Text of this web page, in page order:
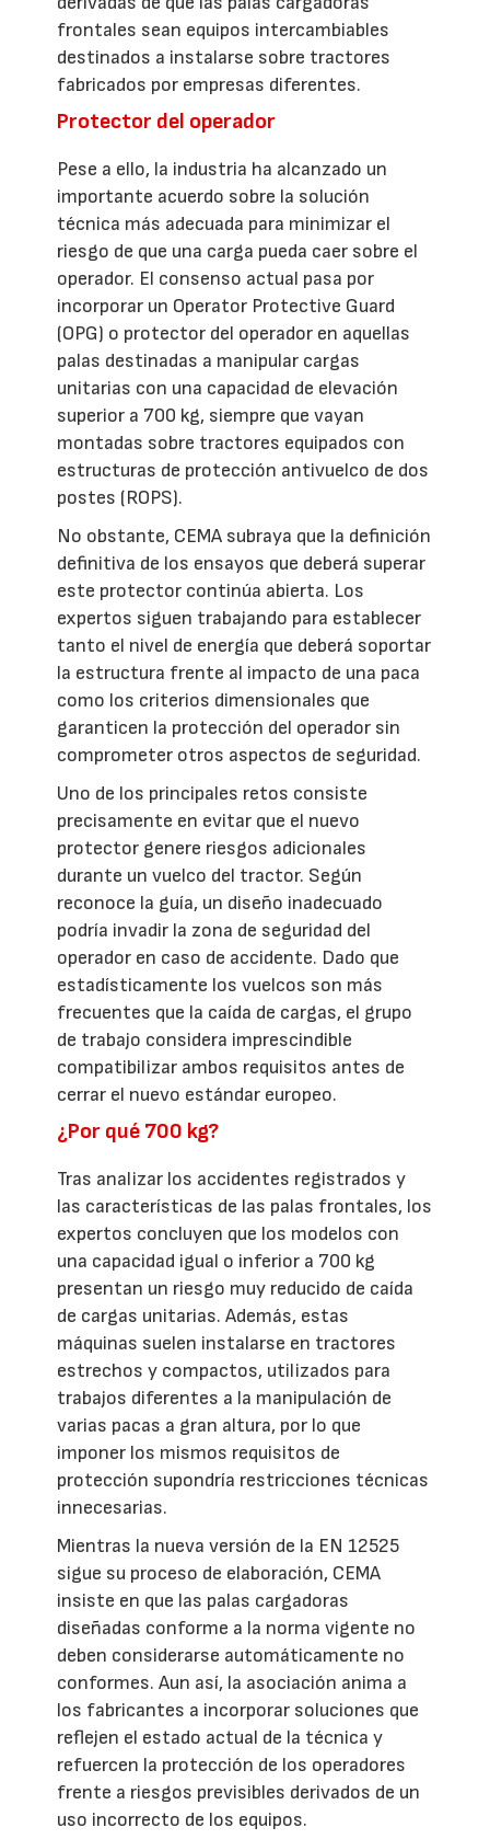
frontales sean equipos intercambiables
destinados a instalarse sobre tractores
fabricados por empresas diferentes.
Protector del operador
Pese a ello, la industria ha alcanzado un
importante acuerdo sobre la solución
técnica más adecuada para minimizar el
riesgo de que una carga pueda caer sobre el
operador. El consenso actual pasa por
incorporar un Operator Protective Guard
(OPG) o protector del operador en aquellas
palas destinadas a manipular cargas
unitarias con una capacidad de elevación
superior a 700 kg, siempre que vayan
montadas sobre tractores equipados con
estructuras de protección antivuelco de dos
postes (ROPS).
No obstante, CEMA subraya que la definición
definitiva de los ensayos que deberá superar
este protector continúa abierta. Los
expertos siguen trabajando para establecer
tanto el nivel de energía que deberá soportar
la estructura frente al impacto de una paca
como los criterios dimensionales que
garanticen la protección del operador sin
comprometer otros aspectos de seguridad.
Uno de los principales retos consiste
precisamente en evitar que el nuevo
protector genere riesgos adicionales
durante un vuelco del tractor. Según
reconoce la guía, un diseño inadecuado
podría invadir la zona de seguridad del
operador en caso de accidente. Dado que
estadísticamente los vuelcos son más
frecuentes que la caída de cargas, el grupo
de trabajo considera imprescindible
compatibilizar ambos requisitos antes de
cerrar el nuevo estándar europeo.
¿Por qué 700 kg?
Tras analizar los accidentes registrados y
las características de las palas frontales, los
expertos concluyen que los modelos con
una capacidad igual o inferior a 700 kg
presentan un riesgo muy reducido de caída
de cargas unitarias. Además, estas
máquinas suelen instalarse en tractores
estrechos y compactos, utilizados para
trabajos diferentes a la manipulación de
varias pacas a gran altura, por lo que
imponer los mismos requisitos de
protección supondría restricciones técnicas
innecesarias.
Mientras la nueva versión de la EN 12525
sigue su proceso de elaboración, CEMA
insiste en que las palas cargadoras
diseñadas conforme a la norma vigente no
deben considerarse automáticamente no
conformes. Aun así, la asociación anima a
los fabricantes a incorporar soluciones que
reflejen el estado actual de la técnica y
refuercen la protección de los operadores
frente a riesgos previsibles derivados de un
uso incorrecto de los equipos.